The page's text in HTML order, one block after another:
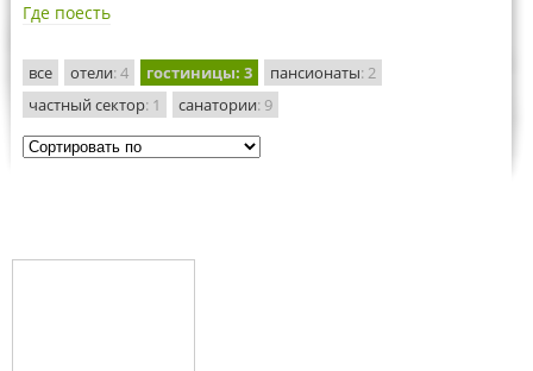
Где поесть
все отели: 4 гостиницы: 3 пансионаты: 2
частный сектор: 1 санатории: 9